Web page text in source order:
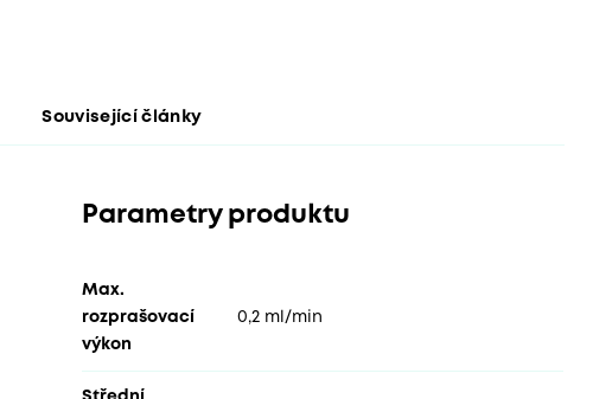
Související články
Parametry produktu
Max.
rozprašovací
výkon
0,2 ml/min